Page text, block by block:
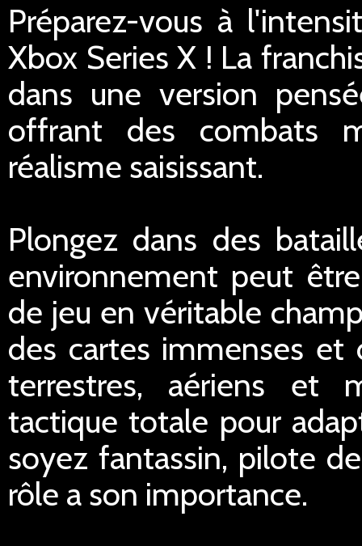
Préparez-vous à
Xbox Series X ! La
dans une version
offrant des combats
réalisme saisissant.
Plongez dans des
environnement peut
de jeu en véritable
des cartes immenses et
terrestres, aériens et
tactique totale pour
soyez fantassin, pilote
rôle a son importance.